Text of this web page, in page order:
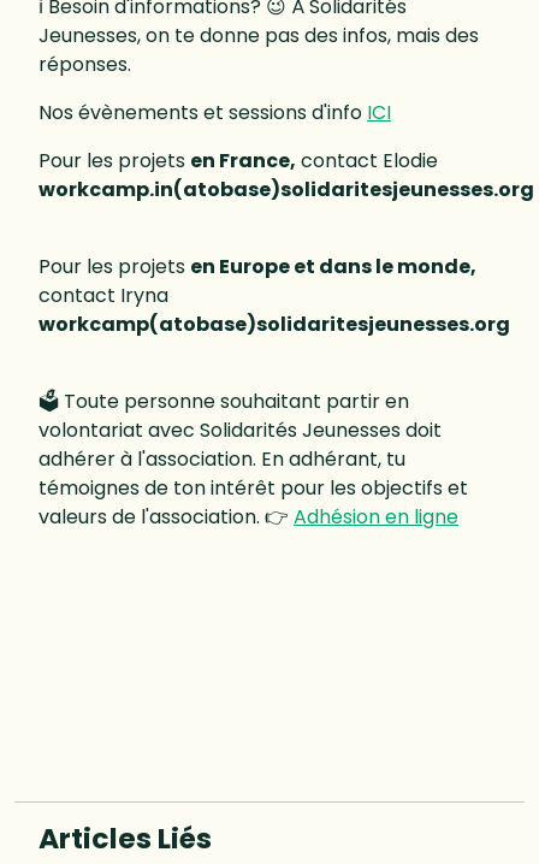
ℹ️ Besoin d'informations? 😉 À Solidarités
Jeunesses, on te donne pas des infos, mais des
réponses.
Nos évènements et sessions d'info ICI
Pour les projets en France, contact Elodie
workcamp.in(atobase)solidaritesjeunesses.org
Pour les projets en Europe et dans le monde,
contact Iryna
workcamp(atobase)solidaritesjeunesses.org
🗳 Toute personne souhaitant partir en
volontariat avec Solidarités Jeunesses doit
adhérer à l'association. En adhérant, tu
témoignes de ton intérêt pour les objectifs et
valeurs de l'association. 👉 Adhésion en ligne
Articles Liés